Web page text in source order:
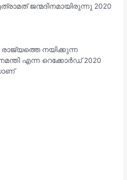
ജന്മദിനമായിരുന്നു 2020
നയിക്കുന്ന
എന്ന റെക്കോർഡ് 2020